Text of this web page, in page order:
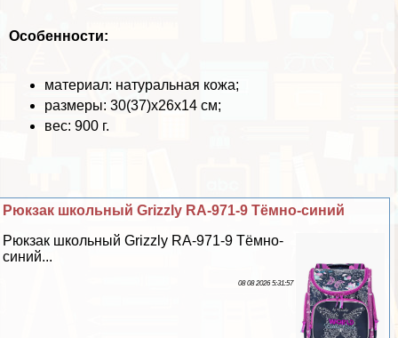
Особенности:
материал: натуральная кожа;
размеры: 30(37)х26х14 см;
вес: 900 г.
Рюкзак школьный Grizzly RA-971-9 Тёмно-синий
Рюкзак школьный Grizzly RA-971-9 Тёмно-
синий...
08 08 2026 5:31:57